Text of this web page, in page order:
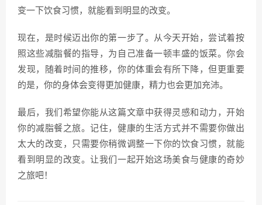
变一下饮食习惯，就能看到明显的改变。
现在，是时候迈出你的第一步了。从今天开始，尝试着按
照这些减脂餐的指导，为自己准备一顿丰盛的饭菜。你会
发现，随着时间的推移，你的体重会有所下降，但更重要
的是，你的身体会变得更加健康，精力也会更加充沛。
最后，我们希望你能从这篇文章中获得灵感和动力，开始
你的减脂餐之旅。记住，健康的生活方式并不需要你做出
太大的改变，只需要你稍微调整一下你的饮食习惯，就能
看到明显的改变。让我们一起开始这场美食与健康的奇妙
之旅吧！